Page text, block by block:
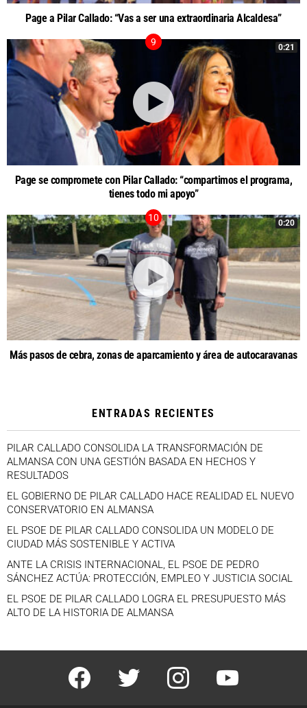
Page a Pilar Callado: “Vas a ser una extraordinaria Alcaldesa”
0:21
Page se compromete con Pilar Callado: “compartimos el programa,
tienes todo mi apoyo”
0:20
Más pasos de cebra, zonas de aparcamiento y área de autocaravanas
ENTRADAS RECIENTES
PILAR CALLADO CONSOLIDA LA TRANSFORMACIÓN DE
ALMANSA CON UNA GESTIÓN BASADA EN HECHOS Y
RESULTADOS
EL GOBIERNO DE PILAR CALLADO HACE REALIDAD EL NUEVO
CONSERVATORIO EN ALMANSA
EL PSOE DE PILAR CALLADO CONSOLIDA UN MODELO DE
CIUDAD MÁS SOSTENIBLE Y ACTIVA
ANTE LA CRISIS INTERNACIONAL, EL PSOE DE PEDRO
SÁNCHEZ ACTÚA: PROTECCIÓN, EMPLEO Y JUSTICIA SOCIAL
EL PSOE DE PILAR CALLADO LOGRA EL PRESUPUESTO MÁS
ALTO DE LA HISTORIA DE ALMANSA
facebook twitter instagram youtube